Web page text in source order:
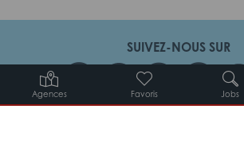
Agences Favoris Jobs
SUIVEZ-NOUS SUR